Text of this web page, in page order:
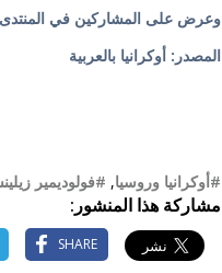
وعرض على المشاركين في
المصدر: أوكرانيا بالعربية
#أوكرانيا وروسيا, #فولوديمير
مشاركة هذا المنشور:
SHARE